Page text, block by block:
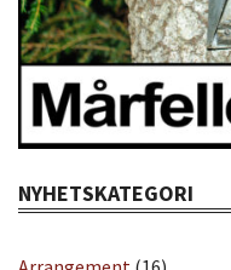
NYHETSKATEGORI